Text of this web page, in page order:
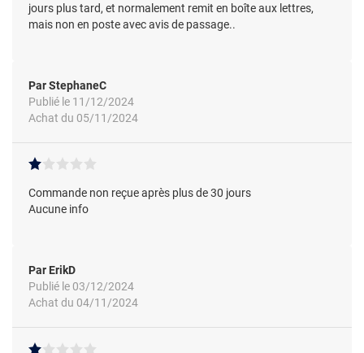
jours plus tard, et normalement remit en boîte aux lettres,
mais non en poste avec avis de passage..
Par StephaneC
Publié le 11/12/2024
Achat du 05/11/2024
Commande non reçue après plus de 30 jours
Aucune info
Par ErikD
Publié le 03/12/2024
Achat du 04/11/2024